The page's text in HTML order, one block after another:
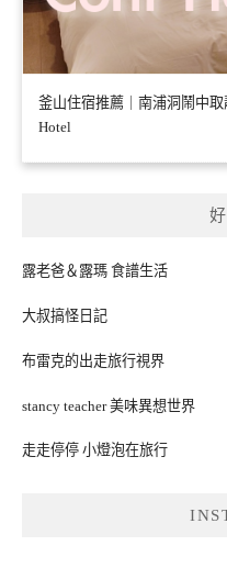
釜山住宿推薦｜南浦洞鬧中
Hotel
露老爸＆露瑪 食譜生活
大叔搞怪日記
布雷克的出走旅行視界
stancy teacher 美味異想世界
走走停停 小燈泡在旅行